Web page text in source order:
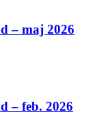
– maj 2026
– feb. 2026